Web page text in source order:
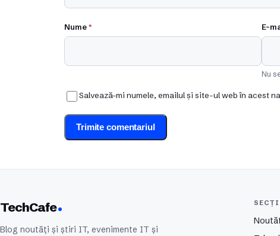
Nume* E-
Nu
Salvează-mi numele, emailul și site-ul web în acest
TechCafe
Blog noutăți și știri IT, evenimente IT și